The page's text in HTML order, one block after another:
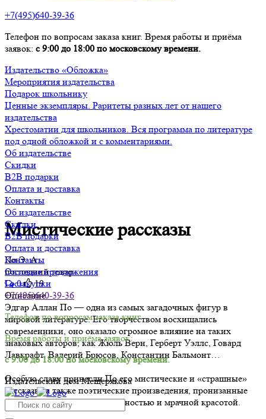
+7(495)640-39-36
Телефон по вопросам заказа книг. Время работы и приёма
заявок: с 9:00 до 18:00 по московскому времени.
Издательство «Обложка»
Мероприятия издательства
Подарок школьнику
Ценные экземпляры. Раритеты разных лет от нашего
издательства
Хрестоматии для школьников. Вся программа по литературе
под одной обложкой и с комментариями.
Об издательстве
Скидки
B2B подарки
Оплата и доставка
Контакты
Об издательстве
Скидки
B2B подарки
Оплата и доставка
Контакты
Оптовые предложения
Госзакупки
+7(495)640-39-36
Телефон по вопросам заказа книг.
Время работы и приёма заявок:
с 9:00 до 18:00 по московскому времени.
Издательский дом Мещерякова
Мистические рассказы
По Э. А.
последний товар
0
19
Описание
Эдгар Аллан По — одна из самых загадочных фигур в
мировой литературе. Его творчеством восхищались
современники, оно оказало огромное влияние на таких
знаковых авторов, как Жюль Верн, Герберт Уэллс, Говард
Лавкрафт, Валерий Брюсов, Константин Бальмонт…
Особую славу принесли По его мистические и «страшные»
рассказы, а также поэтические произведения, пронизанные
иррациональностью, обречённостью и мрачной красотой.